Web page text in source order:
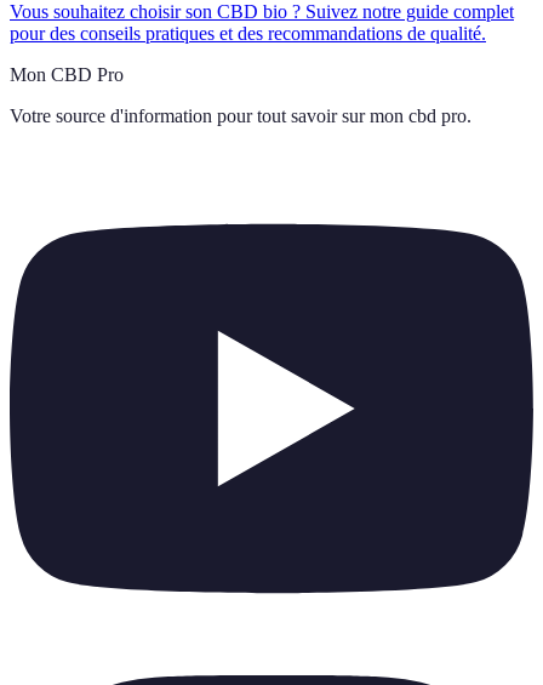
Vous souhaitez choisir son CBD bio ? Suivez notre guide complet
pour des conseils pratiques et des recommandations de qualité.
Mon CBD Pro
Votre source d'information pour tout savoir sur mon cbd pro.